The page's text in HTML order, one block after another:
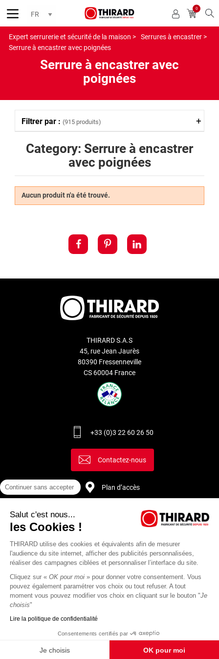
0
Expert serrurerie et sécurité de la maison >
Serrures à encastrer >
Serrure à encastrer avec poignées
Serrure à encastrer avec
poignées
Category: Serrure à encastrer
avec poignées
Aucun produit n'a été trouvé.
Filtrer par : (915 produits)
THIRARD S.A.S
45, rue Jean Jaurès
80390 Fressenneville
CS 60004 France
+33 (0)3 22 60 26 50
Contactez-nous
Plan d’accès
protection des
Thirard
de
Continuer sans accepter
Salut c'est nous...
les Cookies !
THIRARD utilise des cookies et équivalents afin de mesurer
l'audience du site internet, afficher des publicités personnalisées,
réaliser des campagnes ciblées et personnaliser l’interface du site.
Cliquez sur « OK pour moi » pour donner votre consentement. Vous
pouvez également paramétrer vos choix ou tout refuser. A tout
moment vous pouvez modifier vos choix en cliquant sur le bouton "Je
choisis"
Lire la politique de confidentialité
Consentements certifiés par
Je choisis OK pour moi